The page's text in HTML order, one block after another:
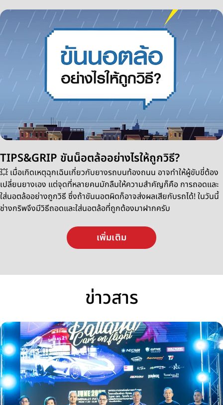
TIPS&GRIP ขันน็อตล้ออย่างไรให้ถูกวิธี?
💥 เมื่อเกิดเหตุฉุกเฉินเกี่ยวกับยางรถบนท้องถนน อาจทำให้ผู้ขับขี่ต้อง
เปลี่ยนยางเอง แต่จุดที่หลายคนมักลืมให้ความสำคัญก็คือ การถอดและ
ใส่นอตล้ออย่างถูกวิธี ซึ่งถ้าขันนอตผิดก็อาจส่งผลเสียกับรถได้! ในวันนี้
ช่างกริพจึงมีวิธีถอดและใส่นอตล้อที่ถูกต้องมาฝากครับ
เพิ่มเติม
ข่าวสาร